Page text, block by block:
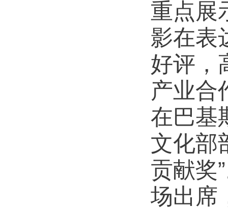
重点展
影在表
好评，
产业合
在巴基
文化部
贡献奖
场出席